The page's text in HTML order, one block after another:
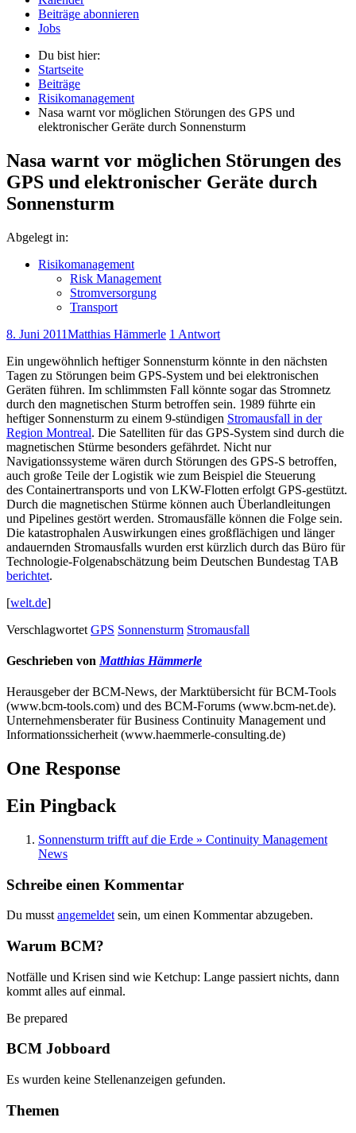
Beiträge abonnieren
Jobs
Du bist hier:
Startseite
Beiträge
Risikomanagement
Nasa warnt vor möglichen Störungen des GPS und
elektronischer Geräte durch Sonnensturm
Nasa warnt vor möglichen Störungen des
GPS und elektronischer Geräte durch
Sonnensturm
Abgelegt in:
Risikomanagement
Risk Management
Stromversorgung
Transport
8. Juni 2011Matthias Hämmerle 1 Antwort
Ein ungewöhnlich heftiger Sonnensturm könnte in den nächsten
Tagen zu Störungen beim GPS-System und bei elektronischen
Geräten führen. Im schlimmsten Fall könnte sogar das Stromnetz
durch den magnetischen Sturm betroffen sein. 1989 führte ein
heftiger Sonnensturm zu einem 9-stündigen Stromausfall in der
Region Montreal. Die Satelliten für das GPS-System sind durch die
magnetischen Stürme besonders gefährdet. Nicht nur
Navigationssysteme wären durch Störungen des GPS-S betroffen,
auch große Teile der Logistik wie zum Beispiel die Steuerung
des Containertransports und von LKW-Flotten erfolgt GPS-gestützt.
Durch die magnetischen Stürme können auch Überlandleitungen
und Pipelines gestört werden. Stromausfälle können die Folge sein.
Die katastrophalen Auswirkungen eines großflächigen und länger
andauernden Stromausfalls wurden erst kürzlich durch das Büro für
Technologie-Folgenabschätzung beim Deutschen Bundestag TAB
berichtet.
[welt.de]
Verschlagwortet GPS Sonnensturm Stromausfall
Geschrieben von Matthias Hämmerle
Herausgeber der BCM-News, der Marktübersicht für BCM-Tools
(www.bcm-tools.com) und des BCM-Forums (www.bcm-net.de).
Unternehmensberater für Business Continuity Management und
Informationssicherheit (www.haemmerle-consulting.de)
One Response
Ein Pingback
Sonnensturm trifft auf die Erde » Continuity Management
News
Schreibe einen Kommentar
Du musst angemeldet sein, um einen Kommentar abzugeben.
Warum BCM?
Notfälle und Krisen sind wie Ketchup: Lange passiert nichts, dann
kommt alles auf einmal.
Be prepared
BCM Jobboard
Es wurden keine Stellenanzeigen gefunden.
Themen